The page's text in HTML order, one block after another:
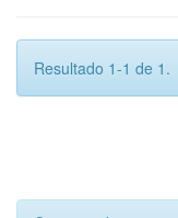
Resultado 1-1 de 1.